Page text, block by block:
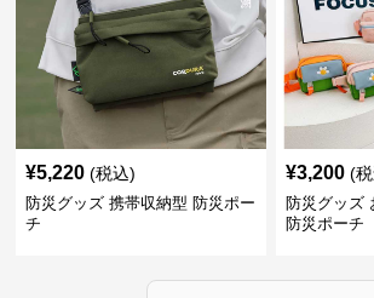
¥5,220 (税込)
防災グッズ 携帯収納型 防災ポー
チ
¥3,200 (
防災グッズ
防災ポーチ